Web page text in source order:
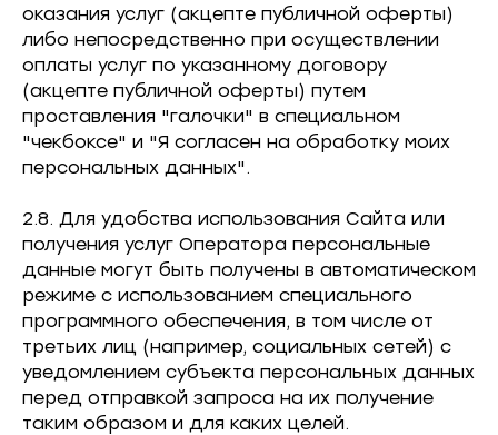
оказания услуг (акцепте публичной оферты)
либо непосредственно при осуществлении
оплаты услуг по указанному договору
(акцепте публичной оферты) путем
проставления "галочки" в специальном
"чекбоксе" и "Я согласен на обработку моих
персональных данных".
2.8. Для удобства использования Сайта или
получения услуг Оператора персональные
данные могут быть получены в автоматическом
режиме с использованием специального
программного обеспечения, в том числе от
третьих лиц (например, социальных сетей) с
уведомлением субъекта персональных данных
перед отправкой запроса на их получение
таким образом и для каких целей.